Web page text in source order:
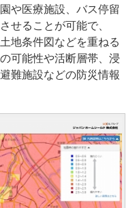
や医療施設、バス停留
せることが可能で、
地条件図などを重ねる
可能性や活断層帯、浸
難施設などの防災情報